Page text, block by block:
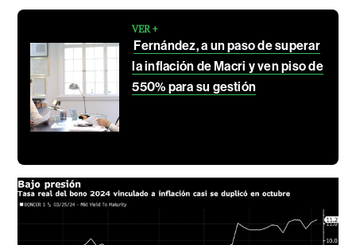
VER +
Fernández, a un paso de superar
la inflación de Macri y ven piso de
550% para su gestión